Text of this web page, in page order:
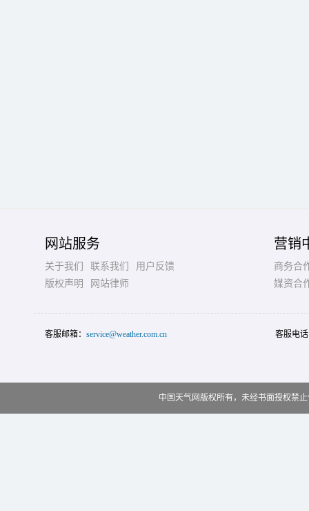
网站服务
关于我们 联系我们
用户反馈
版权声明
网站律师
营销
商务合
媒资合
客服邮箱： service@weather.com.cn 客服电
中国天气网版权所有，未经书面授权